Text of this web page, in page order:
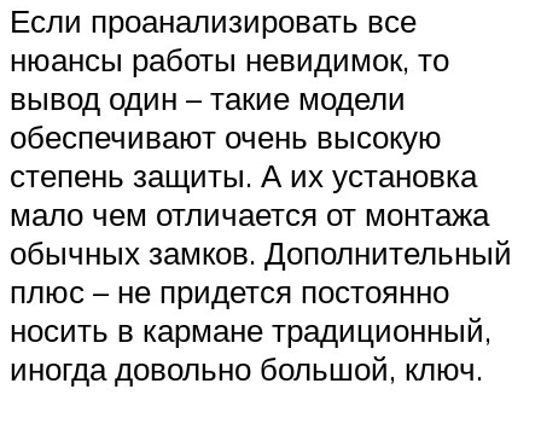
Если проанализировать все
нюансы работы невидимок, то
вывод один – такие модели
обеспечивают очень высокую
степень защиты. А их установка
мало чем отличается от монтажа
обычных замков. Дополнительный
плюс – не придется постоянно
носить в кармане традиционный,
иногда довольно большой, ключ.